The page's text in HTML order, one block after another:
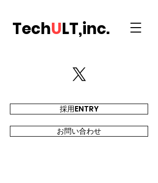
TechULT,inc.
採用ENTRY
お問い合わせ